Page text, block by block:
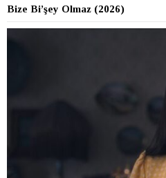
Bize Bi’şey Olmaz (2026)